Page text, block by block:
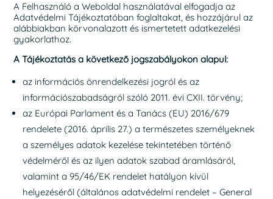
A Felhasználó a Weboldal használatával elfogadja az
Adatvédelmi Tájékoztatóban foglaltakat, és hozzájárul az
alábbiakban körvonalazott és ismertetett adatkezelési
gyakorlathoz.
A Tájékoztatás a következő jogszabályokon alapul:
az információs önrendelkezési jogról és az
információszabadságról szóló 2011. évi CXII. törvény;
az Európai Parlament és a Tanács (EU) 2016/679
rendelete (2016. április 27.) a természetes személyeknek
a személyes adatok kezelése tekintetében történő
védelméről és az ilyen adatok szabad áramlásáról,
valamint a 95/46/EK rendelet hatályon kívül
helyezéséről (általános adatvédelmi rendelet – General